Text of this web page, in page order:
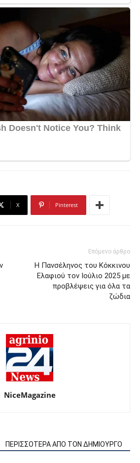
X Pinterest
Επόμενο άρθρο
Η Πανσέληνος του Κόκκινου
Ελαφιού τον Ιούλιο 2025 με
προβλέψεις για όλα τα
ζώδια
NiceMagazine
ΠΕΡΙΣΣΟΤΕΡΑ ΑΠΟ ΤΟΝ ΔΗΜΙΟΥΡΓΟ